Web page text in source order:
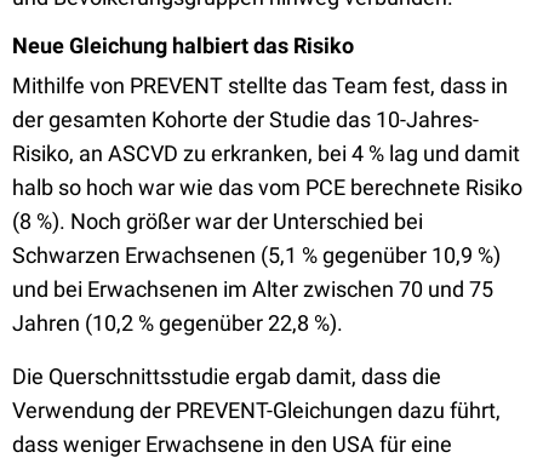
Neue Gleichung halbiert das Risiko
Mithilfe von PREVENT stellte das Team fest, dass in
der gesamten Kohorte der Studie das 10-Jahres-
Risiko, an ASCVD zu erkranken, bei 4 % lag und damit
halb so hoch war wie das vom PCE berechnete Risiko
(8 %). Noch größer war der Unterschied bei
Schwarzen Erwachsenen (5,1 % gegenüber 10,9 %)
und bei Erwachsenen im Alter zwischen 70 und 75
Jahren (10,2 % gegenüber 22,8 %).
Die Querschnittsstudie ergab damit, dass die
Verwendung der PREVENT-Gleichungen dazu führt,
dass weniger Erwachsene in den USA für eine